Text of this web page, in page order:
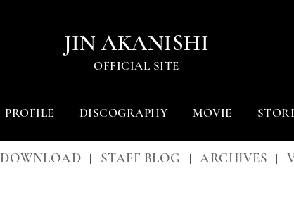
JIN AKANISHI
OFFICIAL SITE
PROFILE DISCOGRAPHY MOVIE
DOWNLOAD | STAFF BLOG | ARCHIVES |